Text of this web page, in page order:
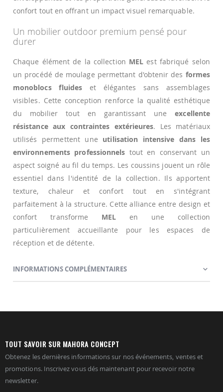
confort tout en offrant un impact visuel remarquable.
Un mobilier outdoor premium pensé pour
durer
Chaque élément de la collection MEL est fabriqué selon
un procédé de moulage permettant d'obtenir des formes
monoblocs fluideset élégantes sans assemblages
visibles. Cette conception renforce la qualité esthétique
du mobilier tout en garantissant uneexcellente
résistance aux contraintes extérieures. Les matériaux
utilisés permettent une utilisation intensive dans les
environnements professionnels tout en conservant un
aspect soigné au fil du temps. Les coussins jouent un rôle
essentiel dans l'identité de la collection. Ils apportent
texture, chaleur et confort tout en s'intégrant
parfaitement à la structure. Cette alliance entre design et
confort transforme MEL en une collection
particulièrement accueillante pour les espaces de
réception et de détente.
INFORMATIONS COMPLÉMENTAIRES
TOUT SAVOIR SUR MAHORA CONCEPT
Obtenez les dernières informations sur nos événements, ventes et
promotions. Inscrivez vous dés maintenant pour recevoir notre
newsletter.